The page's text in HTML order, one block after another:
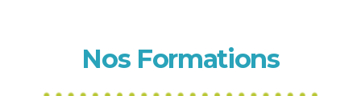
Nos Formations